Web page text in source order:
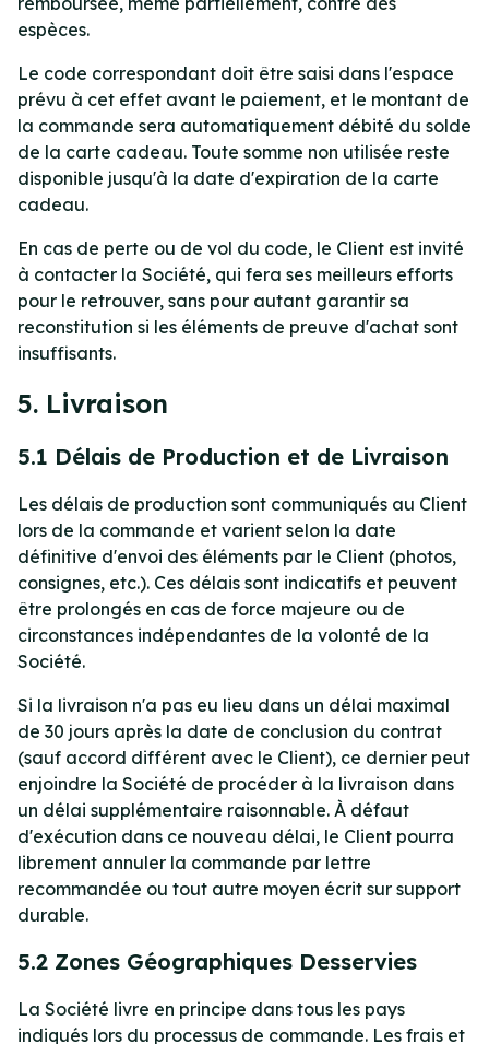
espèces.
Le code correspondant doit être saisi dans l'espace
prévu à cet effet avant le paiement, et le montant de
la commande sera automatiquement débité du solde
de la carte cadeau. Toute somme non utilisée reste
disponible jusqu'à la date d'expiration de la carte
cadeau.
En cas de perte ou de vol du code, le Client est invité
à contacter la Société, qui fera ses meilleurs efforts
pour le retrouver, sans pour autant garantir sa
reconstitution si les éléments de preuve d'achat sont
insuffisants.
5. Livraison
5.1 Délais de Production et de Livraison
Les délais de production sont communiqués au Client
lors de la commande et varient selon la date
définitive d'envoi des éléments par le Client (photos,
consignes, etc.). Ces délais sont indicatifs et peuvent
être prolongés en cas de force majeure ou de
circonstances indépendantes de la volonté de la
Société.
Si la livraison n'a pas eu lieu dans un délai maximal
de 30 jours après la date de conclusion du contrat
(sauf accord différent avec le Client), ce dernier peut
enjoindre la Société de procéder à la livraison dans
un délai supplémentaire raisonnable. À défaut
d'exécution dans ce nouveau délai, le Client pourra
librement annuler la commande par lettre
recommandée ou tout autre moyen écrit sur support
durable.
5.2 Zones Géographiques Desservies
La Société livre en principe dans tous les pays
indiqués lors du processus de commande. Les frais et